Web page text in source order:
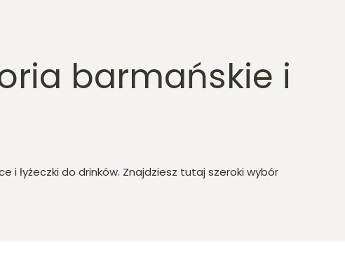
barmańskie i
i łyżeczki do drinków. Znajdziesz tutaj szeroki wybór